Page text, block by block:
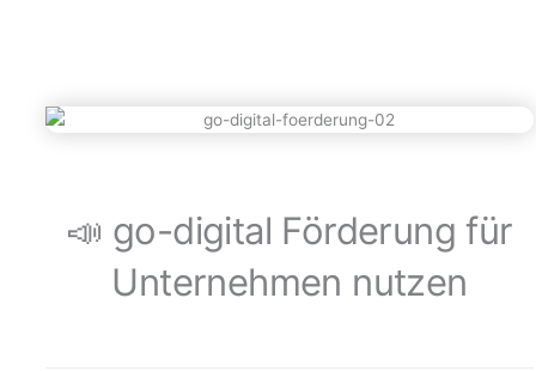
📣 go-digital Förderung für
Unternehmen nutzen